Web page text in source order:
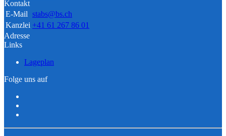
Kontakt
E-Mail stabs@bs.ch
Kanzlei +41 61 267 86 01
Adresse
Links
Lageplan
Folge uns auf